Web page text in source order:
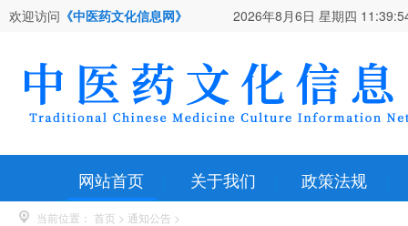
欢迎访问 《中医药文化信息网》 2026年8月6日 星期四
网站首页 关于我们 政策法规
当前位置： 首页 > 通知公告 >